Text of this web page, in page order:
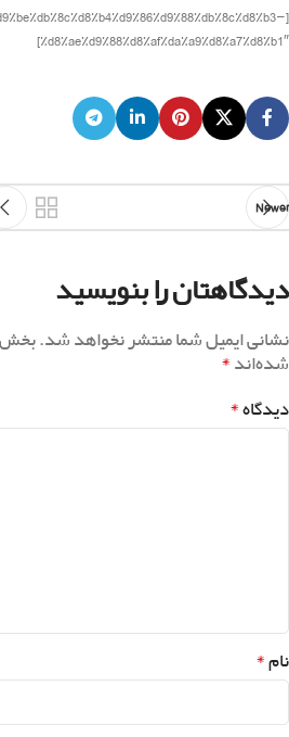
%d8%ae%d9%88%d8%af%da%a9%d8%a7%d8%b1″]
Newer
دیدگاهتان را بنویسید
نشانی ایمیل شما منتشر نخواهد شد.
شده‌اند*
دیدگاه*
نام*